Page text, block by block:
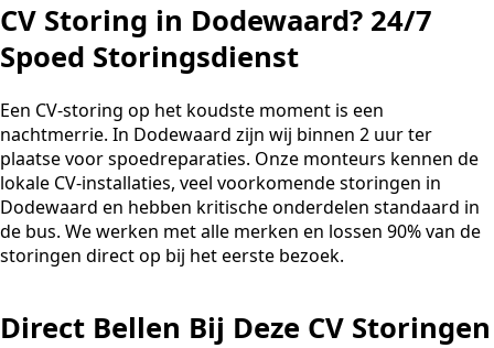
CV Storing in Dodewaard? 24/7
Spoed Storingsdienst
Een CV-storing op het koudste moment is een
nachtmerrie. In Dodewaard zijn wij binnen 2 uur ter
plaatse voor spoedreparaties. Onze monteurs kennen de
lokale CV-installaties, veel voorkomende storingen in
Dodewaard en hebben kritische onderdelen standaard in
de bus. We werken met alle merken en lossen 90% van de
storingen direct op bij het eerste bezoek.
Direct Bellen Bij Deze CV Storingen